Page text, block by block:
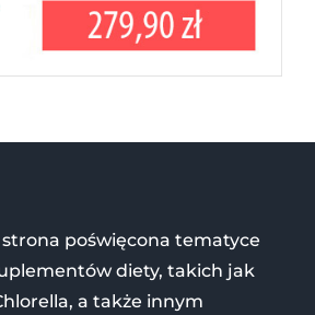
poświęcona tematyce
diety, takich jak
a także innym